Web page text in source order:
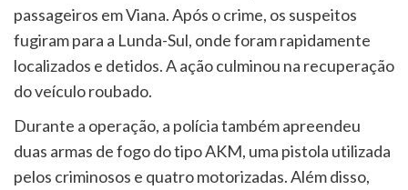
passageiros em Viana. Após o crime, os suspeitos
fugiram para a Lunda-Sul, onde foram rapidamente
localizados e detidos. A ação culminou na recuperação
do veículo roubado.
Durante a operação, a polícia também apreendeu
duas armas de fogo do tipo AKM, uma pistola utilizada
pelos criminosos e quatro motorizadas. Além disso,